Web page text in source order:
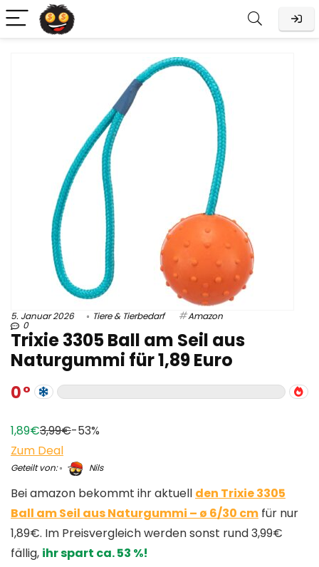
5. Januar 2026 Tiere & Tierbedarf Amazon
0
Trixie 3305 Ball am Seil aus
Naturgummi für 1,89 Euro
0
1,89€3,99€-53%
Zum Deal
Geteilt von: Nils
Bei amazon bekommt ihr aktuell den Trixie 3305
Ball am Seil aus Naturgummi – ø 6/30 cm für nur
1,89€. Im Preisvergleich werden sonst rund 3,99€
fällig, ihr spart ca. 53 %!